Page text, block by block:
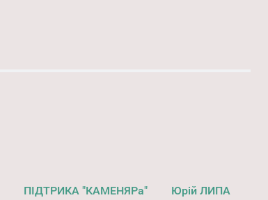
ПІДТРИКА "КАМЕНЯРа" Юрій ЛИПА